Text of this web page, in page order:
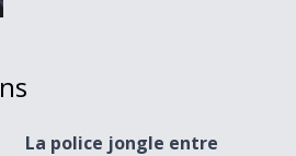
et pandémie
La police jongle entre